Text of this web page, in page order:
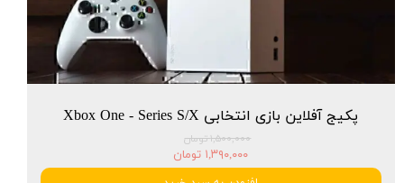
پکیج آفلاین بازی انتخابی Xbox One - Series S/X
۱,۵۰۰,۰۰۰ تومان
۱,۳۹۰,۰۰۰ تومان